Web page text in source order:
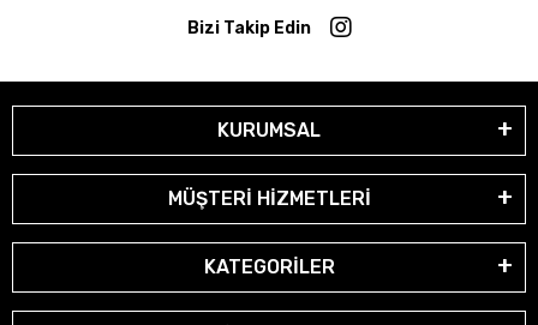
Bizi Takip Edin
KURUMSAL
MÜŞTERİ HİZMETLERİ
KATEGORİLER